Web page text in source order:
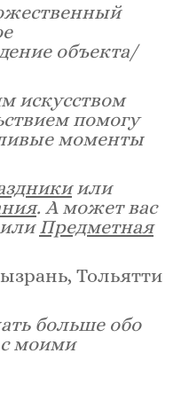
объекта/
искусством
помогу
моменты
или
. А может вас
Предметная
Тольятти
больше обо
моими